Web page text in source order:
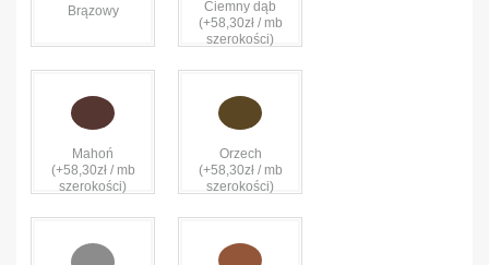
Brązowy
Ciemny dąb
(+58,30zł / mb
szerokości)
Mahoń
(+58,30zł / mb
szerokości)
Orzech
(+58,30zł / mb
szerokości)